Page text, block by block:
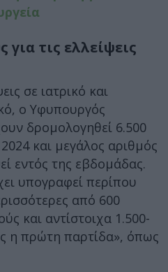
τις ελλείψεις
σε ιατρικό και
ο Υφυπουργός
δρομολογηθεί 6.500
και μεγάλος αριθμός
εντός της εβδομάδας.
υπογραφεί περίπου
από 600
και αντίστοιχα 1.500-
η πρώτη παρτίδα», όπως